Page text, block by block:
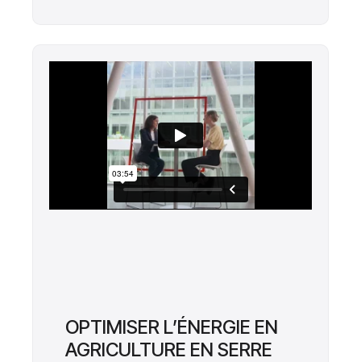
OPTIMISER L’ÉNERGIE EN
AGRICULTURE EN SERRE